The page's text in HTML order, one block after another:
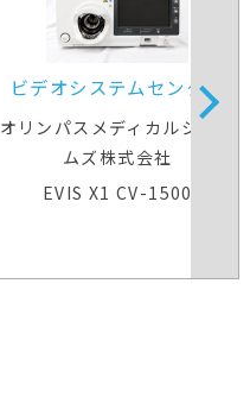
ビデオシステムセンター
オリンパスメディカルシステ
ムズ株式会社
EVIS X1 CV-1500